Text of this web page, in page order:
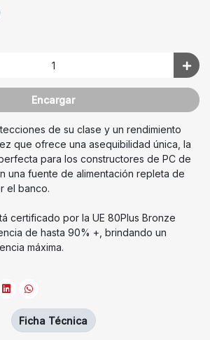
Encargar
de su clase y un rendimiento
que ofrece una asequibilidad única, la
para los constructores de PC de
una fuente de alimentación repleta de
el banco.
certificado por la UE 80Plus Bronze
de hasta 90% +, brindando un
máxima.
Ficha Técnica